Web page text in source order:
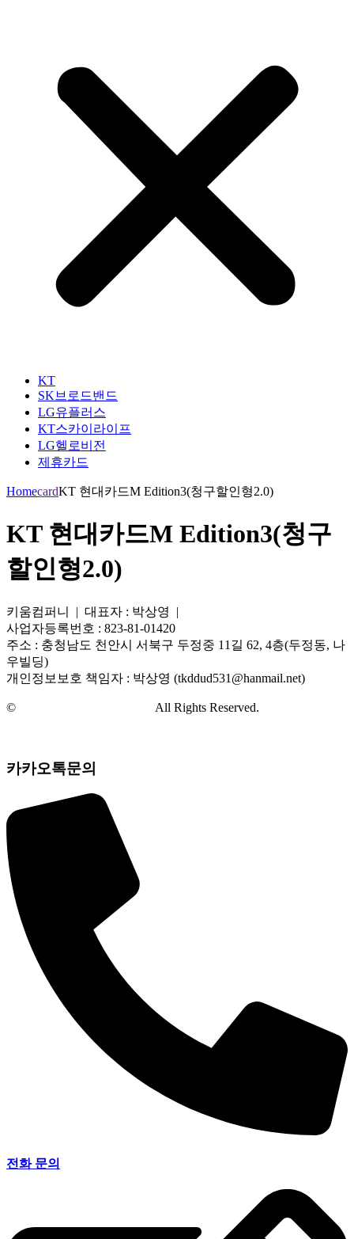
KT
SK브로드밴드
LG유플러스
KT스카이라이프
LG헬로비전
제휴카드
HomecardKT 현대카드M Edition3(청구할인형2.0)
KT 현대카드M Edition3(청구
할인형2.0)
키움컴퍼니 | 대표자 : 박상영 |
사업자등록번호 : 823-81-01420
주소 : 충청남도 천안시 서북구 두정중 11길 62, 4층(두정동, 나
우빌딩)
개인정보보호 책임자 : 박상영 (tkddud531@hanmail.net)
© All Rights Reserved.
카카오톡문의
전화 문의